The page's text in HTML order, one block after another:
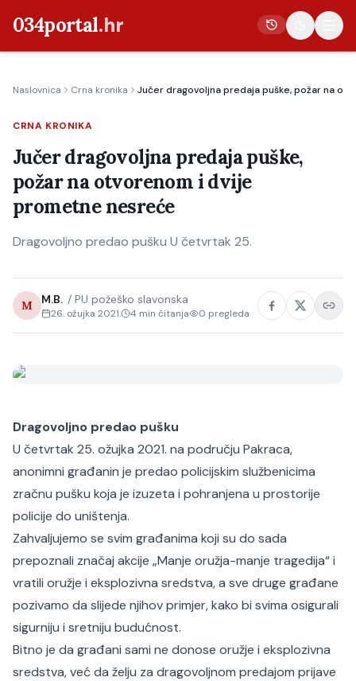
034portal.hr
Crna kronika
Poljoprivreda
Politika
Gospodarstvo
Život
Kultura
Sport
Naslovnica Crna kronika Jučer dragovoljna predaja puške, požar na
CRNA KRONIKA
Jučer dragovoljna predaja puške,
požar na otvorenom i dvije
prometne nesreće
Dragovoljno predao pušku U četvrtak 25.
M M.B. / PU požeško slavonska
26. ožujka 2021. 4 min čitanja 0 pregleda
Dragovoljno predao pušku
U četvrtak 25. ožujka 2021. na području Pakraca,
anonimni građanin je predao policijskim službenicima
zračnu pušku koja je izuzeta i pohranjena u prostorije
policije do uništenja.
Zahvaljujemo se svim građanima koji su do sada
prepoznali značaj akcije „Manje oružja-manje tragedija“ i
vratili oružje i eksplozivna sredstva, a sve druge građane
pozivamo da slijede njihov primjer, kako bi svima osigurali
sigurniju i sretniju budućnost.
Bitno je da građani sami ne donose oružje i eksplozivna
sredstva, već da želju za dragovoljnom predajom prijave